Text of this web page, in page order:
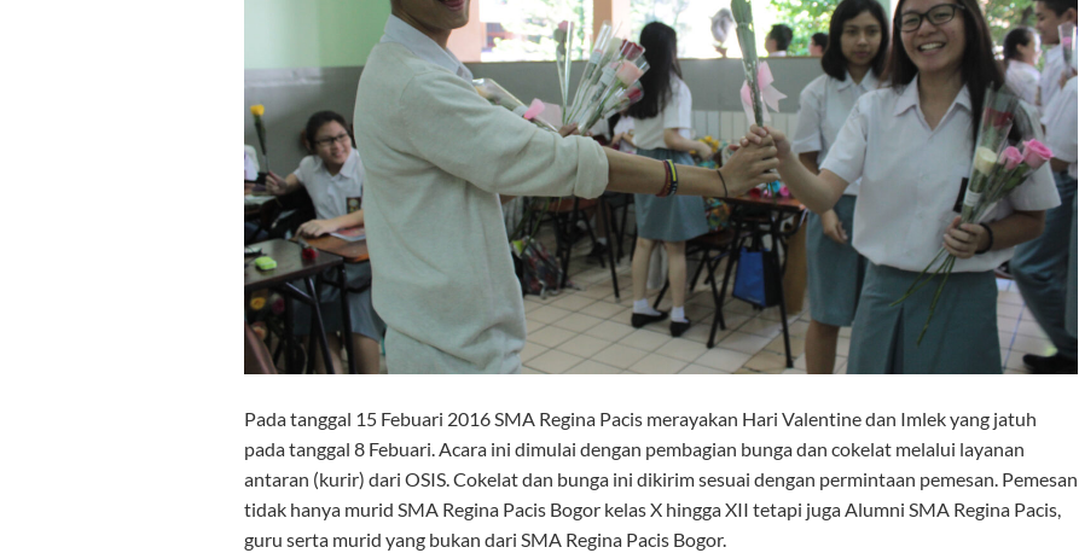
Pada tanggal 15 Febuari 2016 SMA Regina Pacis merayakan Hari Valentine dan Imlek yang jatuh
pada tanggal 8 Febuari. Acara ini dimulai dengan pembagian bunga dan cokelat melalui layanan
antaran (kurir) dari OSIS. Cokelat dan bunga ini dikirim sesuai dengan permintaan pemesan. Pemesan
tidak hanya murid SMA Regina Pacis Bogor kelas X hingga XII tetapi juga Alumni SMA Regina Pacis,
guru serta murid yang bukan dari SMA Regina Pacis Bogor.